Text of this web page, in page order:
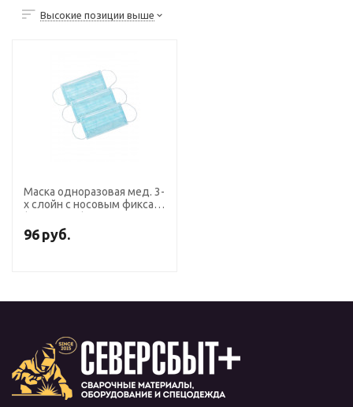
Высокие позиции выше
Маска одноразовая мед. 3-
х слойн с носовым фиксат
96 руб.